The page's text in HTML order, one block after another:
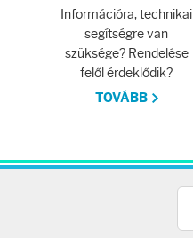
Információra, technikai
segítségre van
szüksége? Rendelése
felől érdeklődik?
TOVÁBB
Tisztálkodók
Kézkrémek